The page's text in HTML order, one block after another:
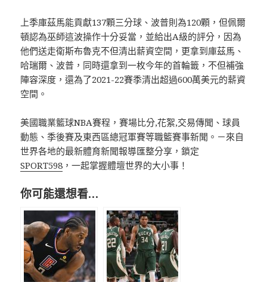
上季庫茲馬能貢獻137顆三分球、波普則為120顆，但佩爾
頓認為巫師這波操作十分妥當，並給出A級的評分，因為
他們送走衛斯布魯克不但清出薪資空間，更拿到庫茲馬、
哈瑞爾、波普，同時還拿到一枚今年的首輪籤，不但補強
陣容深度，還為了2021-22賽季清出超過600萬美元的薪資
空間。
美國職業籃球NBA賽程，賽場比分,花絮,交易傳聞、球員
動態、季後賽及東西區總冠軍賽等職籃賽事新聞。－來自
世界各地的最新體育新聞報導匯整分享，鎖定
SPORT598 ，一起掌握體壇世界的大小事！
你可能還想看…